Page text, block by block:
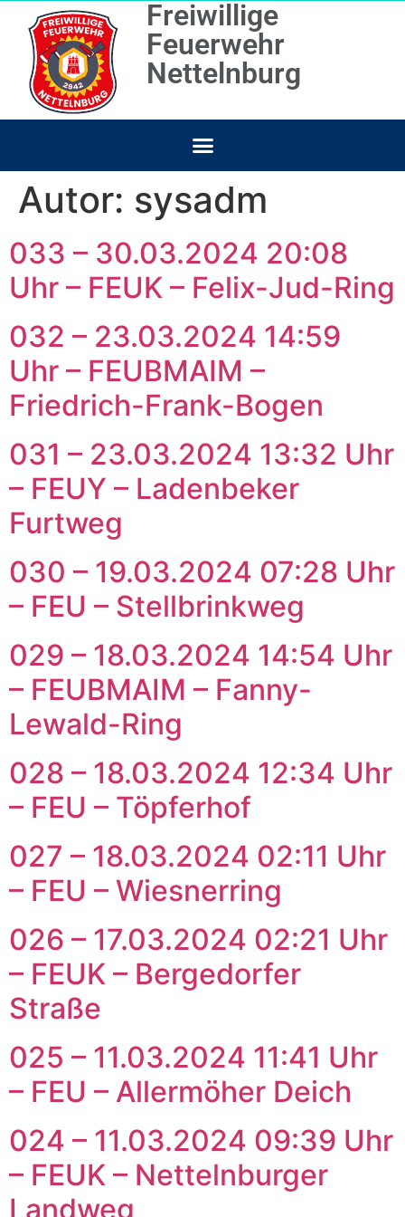
Freiwillige
Feuerwehr
Nettelnburg
Autor: sysadm
033 – 30.03.2024 20:08
Uhr – FEUK – Felix-Jud-Ring
032 – 23.03.2024 14:59
Uhr – FEUBMAIM –
Friedrich-Frank-Bogen
031 – 23.03.2024 13:32 Uhr
– FEUY – Ladenbeker
Furtweg
030 – 19.03.2024 07:28 Uhr
– FEU – Stellbrinkweg
029 – 18.03.2024 14:54 Uhr
– FEUBMAIM – Fanny-
Lewald-Ring
028 – 18.03.2024 12:34 Uhr
– FEU – Töpferhof
027 – 18.03.2024 02:11 Uhr
– FEU – Wiesnerring
026 – 17.03.2024 02:21 Uhr
– FEUK – Bergedorfer
Straße
025 – 11.03.2024 11:41 Uhr
– FEU – Allermöher Deich
024 – 11.03.2024 09:39 Uhr
– FEUK – Nettelnburger
Landweg